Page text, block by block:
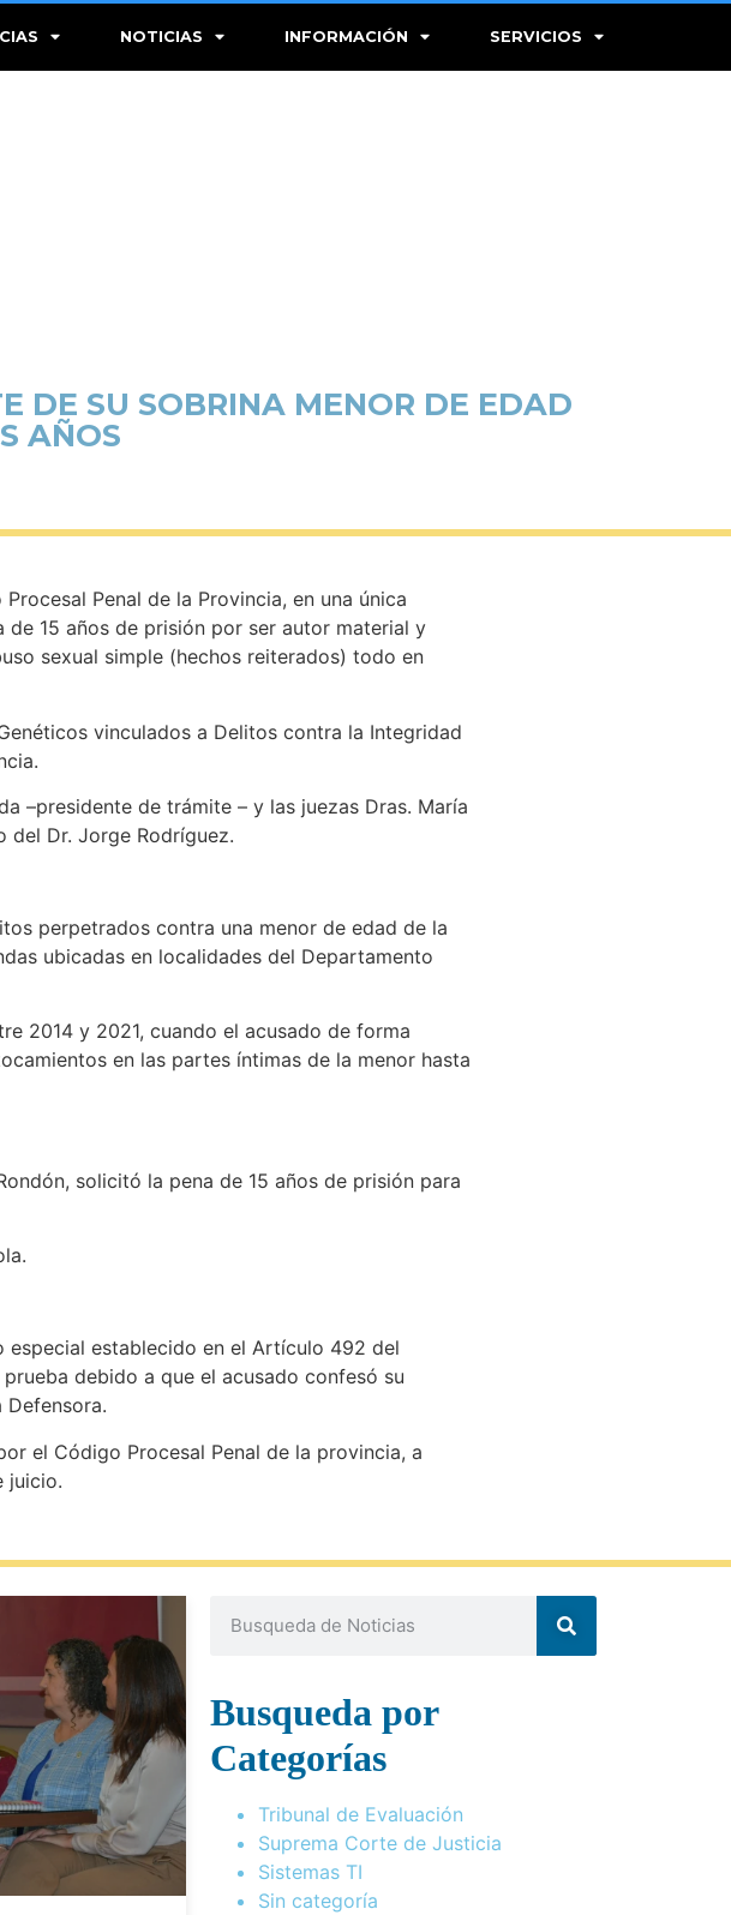
NOTICIAS INFORMACIÓN SERVICIOS
DE SU SOBRINA MENOR DE EDAD
AÑOS
Penal de la Provincia, en una única
de 15 años de prisión por ser autor material y
sexual simple (hechos reiterados) todo en
vinculados a Delitos contra la Integridad
–presidente de trámite – y las juezas Dras. María
del Dr. Jorge Rodríguez.
perpetrados contra una menor de edad de la
ubicadas en localidades del Departamento
2014 y 2021, cuando el acusado de forma
en las partes íntimas de la menor hasta
solicitó la pena de 15 años de prisión para
especial establecido en el Artículo 492 del
debido a que el acusado confesó su
el Código Procesal Penal de la provincia, a
juicio.
Busqueda por
Categorías
Tribunal de Evaluación
Suprema Corte de Justicia
Sistemas TI
Sin categoría